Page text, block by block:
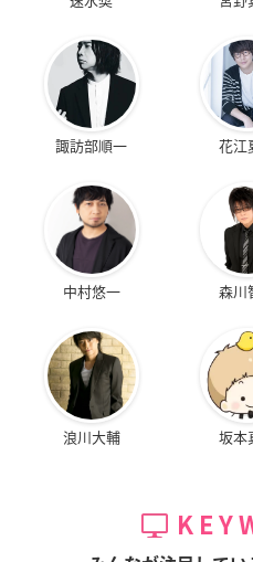
諏訪部順一 花江
中村悠一 森川
浪川大輔 坂本